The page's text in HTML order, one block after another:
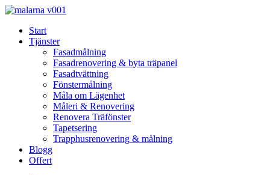
Skip
contentStart
Tjänster
Fasadmålning
Fasadrenovering & byta träpanel
Fasadtvättning
Fönstermålning
Måla om Lägenhet
Måleri & Renovering
Renovera Träfönster
Tapetsering
Trapphusrenovering & målning
Blogg
Offert